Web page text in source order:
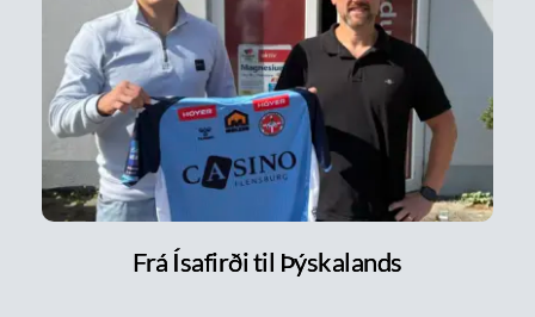
Frá Ísafirði til Þýskalands